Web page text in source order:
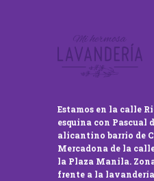
Estamos en la calle
esquina con Pascual
alicantino barrio de
Mercadona de la
la Plaza Manila.
frente a la